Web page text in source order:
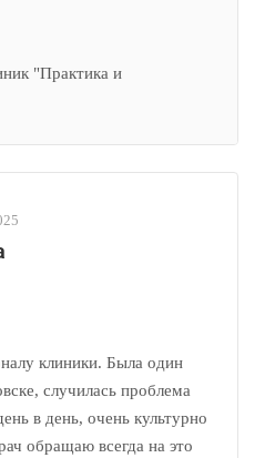
"Практика и
клиники. Была один
случилась проблема
в день, очень культурно
обращаю всегда на это